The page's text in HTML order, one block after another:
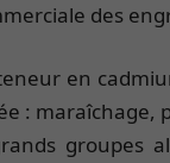
des
en
: maraîchage,
groupes